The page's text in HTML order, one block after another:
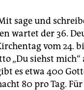
sage und
wartet der 36.
vom 24.
„Du siehst
es etwa 400
80 pro Tag.